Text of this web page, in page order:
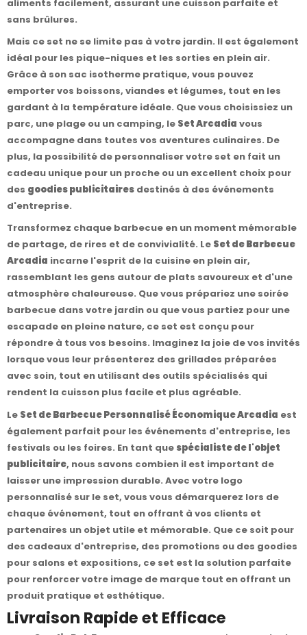
aliments facilement, assurant une cuisson parfaite et
sans brûlures.
Mais ce set ne se limite pas à votre jardin. Il est également
idéal pour les pique-niques et les sorties en plein air.
Grâce à son sac isotherme pratique, vous pouvez
emporter vos boissons, viandes et légumes, tout en les
gardant à la température idéale. Que vous choisissiez un
parc, une plage ou un camping, le Set Arcadia vous
accompagne dans toutes vos aventures culinaires. De
plus, la possibilité de personnaliser votre set en fait un
cadeau unique pour un proche ou un excellent choix pour
des goodies publicitaires destinés à des événements
d'entreprise.
Transformez chaque barbecue en un moment mémorable
de partage, de rires et de convivialité. Le Set de Barbecue
Arcadia incarne l'esprit de la cuisine en plein air,
rassemblant les gens autour de plats savoureux et d'une
atmosphère chaleureuse. Que vous prépariez une soirée
barbecue dans votre jardin ou que vous partiez pour une
escapade en pleine nature, ce set est conçu pour
répondre à tous vos besoins. Imaginez la joie de vos invités
lorsque vous leur présenterez des grillades préparées
avec soin, tout en utilisant des outils spécialisés qui
rendent la cuisson plus facile et plus agréable.
Le Set de Barbecue Personnalisé Économique Arcadia est
également parfait pour les événements d'entreprise, les
festivals ou les foires. En tant quespécialiste de l'objet
publicitaire, nous savons combien il est important de
laisser une impression durable. Avec votre logo
personnalisé sur le set, vous vous démarquerez lors de
chaque événement, tout en offrant à vos clients et
partenaires un objet utile et mémorable. Que ce soit pour
des cadeaux d'entreprise, des promotions ou des goodies
pour salons et expositions, ce set est la solution parfaite
pour renforcer votre image de marque tout en offrant un
produit pratique et esthétique.
Livraison Rapide et Efficace